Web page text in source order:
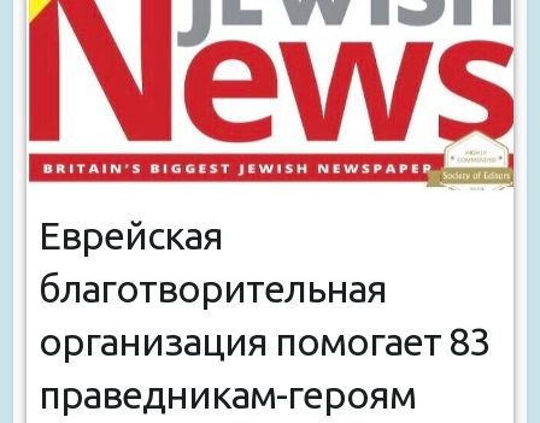
Еврейская
благотворительная
организация помогает 83
праведникам-героям